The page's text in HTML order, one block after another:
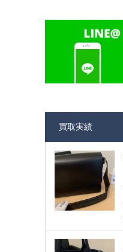
買取実績